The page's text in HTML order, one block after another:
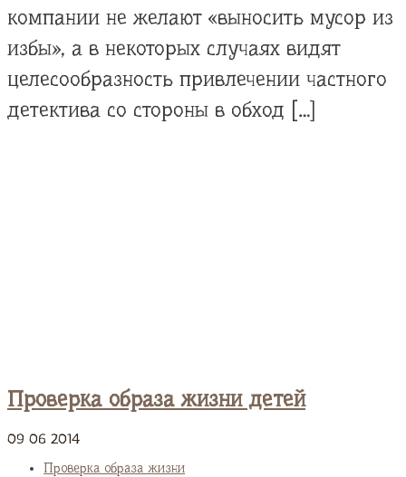
компании не желают «выносить мусор из
избы», а в некоторых случаях видят
целесообразность привлечении частного
детектива со стороны в обход […]
Проверка образа жизни детей
09 06 2014
Проверка образа жизни